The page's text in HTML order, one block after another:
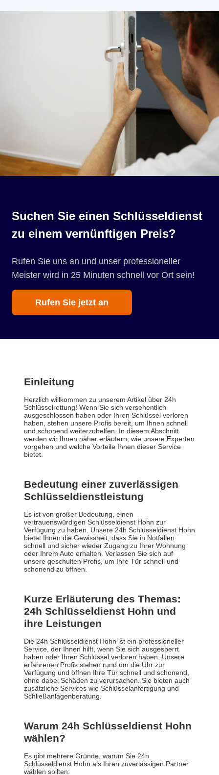
Suchen Sie einen Schlüsseldienst
zu einem vernünftigen Preis?
Rufen Sie uns an und unser professioneller
Meister wird in 25 Minuten schnell vor Ort sein!
Rufen Sie jetzt an
Einleitung
Herzlich willkommen zu unserem Artikel über 24h
Schlüsselrettung! Wenn Sie sich versehentlich
ausgeschlossen haben oder Ihren Schlüssel verloren
haben, stehen unsere Profis bereit, um Ihnen schnell
und schonend weiterzuhelfen. In diesem Abschnitt
werden wir Ihnen näher erläutern, wie unsere Experten
vorgehen und welche Vorteile Ihnen dieser Service
bietet.
Bedeutung einer zuverlässigen
Schlüsseldienstleistung
Es ist von großer Bedeutung, einen
vertrauenswürdigen Schlüsseldienst Hohn zur
Verfügung zu haben. Unsere 24h Schlüsseldienst Hohn
bietet Ihnen die Gewissheit, dass Sie in Notfällen
schnell und sicher wieder Zugang zu Ihrer Wohnung
oder Ihrem Auto erhalten. Verlassen Sie sich auf
unsere geschulten Profis, um Ihre Tür schnell und
schonend zu öffnen.
Kurze Erläuterung des Themas:
24h Schlüsseldienst Hohn und
ihre Leistungen
Die 24h Schlüsseldienst Hohn ist ein professioneller
Service, der Ihnen hilft, wenn Sie sich ausgesperrt
haben oder Ihren Schlüssel verloren haben. Unsere
erfahrenen Profis stehen rund um die Uhr zur
Verfügung und öffnen Ihre Tür schnell und schonend,
ohne dabei Schäden zu verursachen. Sie bieten auch
zusätzliche Services wie Schlüsselanfertigung und
Schließanlagenberatung.
Warum 24h Schlüsseldienst Hohn
wählen?
Es gibt mehrere Gründe, warum Sie 24h
Schlüsseldienst Hohn als Ihren zuverlässigen Partner
wählen sollten: